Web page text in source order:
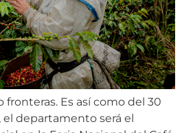
fronteras. Es así como del 30
el departamento será el